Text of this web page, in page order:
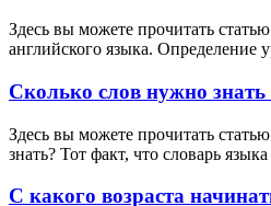
Здесь вы можете прочитать
английского языка. Определение
Сколько слов нужно
Здесь вы можете прочитать
знать? Тот факт, что словарь
С какого возраста